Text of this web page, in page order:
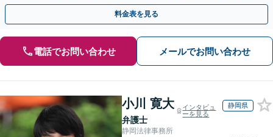
と提携【事前予約で、休日・夜間面談可】【WEB面談可】
料金表を見る
電話でお問い合わせ メールでお問い合わせ
小川 寛大
弁護士
インタビュ
ーを見る
静岡県
静岡法律事務所